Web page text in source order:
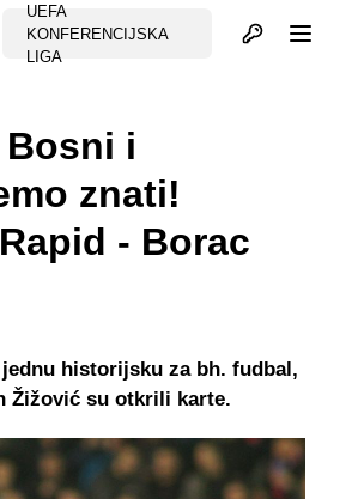
UEFA
KONFERENCIJSKA
LIGA
Otvori profil
i
znati!
- Borac
historijsku za bh. fudbal,
Žižović su otkrili karte.